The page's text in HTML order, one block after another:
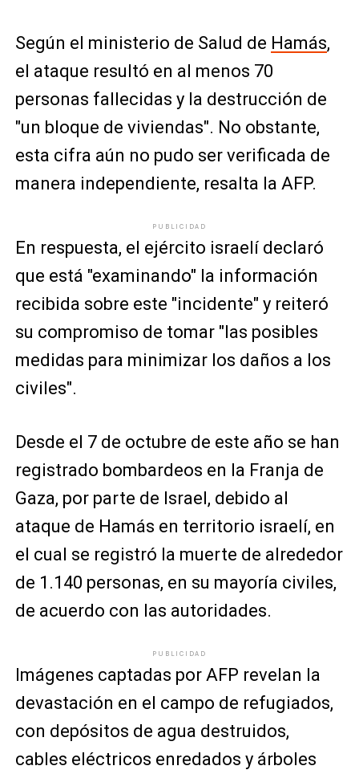
Según el ministerio de Salud de Hamás,
el ataque resultó en al menos 70
personas fallecidas y la destrucción de
"un bloque de viviendas". No obstante,
esta cifra aún no pudo ser verificada de
manera independiente, resalta la AFP.
PUBLICIDAD
En respuesta, el ejército israelí declaró
que está "examinando" la información
recibida sobre este "incidente" y reiteró
su compromiso de tomar "las posibles
medidas para minimizar los daños a los
civiles".
Desde el 7 de octubre de este año se han
registrado bombardeos en la Franja de
Gaza, por parte de Israel, debido al
ataque de Hamás en territorio israelí, en
el cual se registró la muerte de alrededor
de 1.140 personas, en su mayoría civiles,
de acuerdo con las autoridades.
PUBLICIDAD
Imágenes captadas por AFP revelan la
devastación en el campo de refugiados,
con depósitos de agua destruidos,
cables eléctricos enredados y árboles